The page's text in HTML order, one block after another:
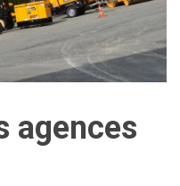
agences